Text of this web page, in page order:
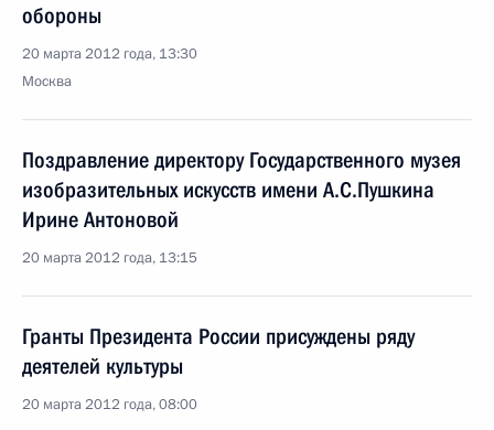
обороны
20 марта 2012 года, 13:30
Москва
Поздравление директору Государственного музея
изобразительных искусств имени А.С.Пушкина
Ирине Антоновой
20 марта 2012 года, 13:15
Гранты Президента России присуждены ряду
деятелей культуры
20 марта 2012 года, 08:00